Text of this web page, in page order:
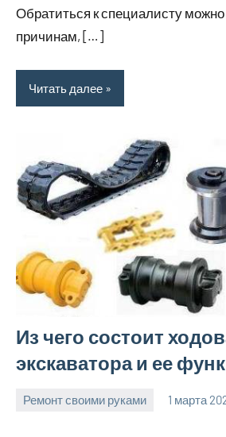
Обратиться к специалисту
причинам, […]
Читать далее
Из чего состоит
экскаватора и ее
Ремонт своими руками 1 марта